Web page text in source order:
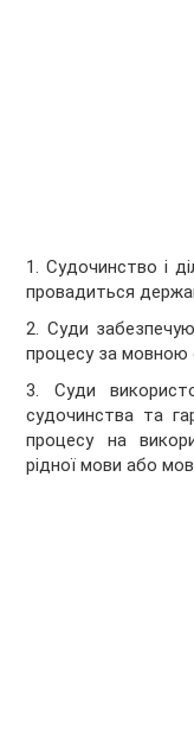
1. Судочинство і
провадиться
2. Суди
процесу за мовною
3. Суди
судочинства та
процесу на
рідної мови або